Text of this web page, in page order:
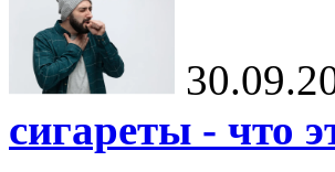
сигареты - что